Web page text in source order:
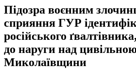
Підозра воєнним
сприяння ГУР
російського
до наруги над
Миколаївщини